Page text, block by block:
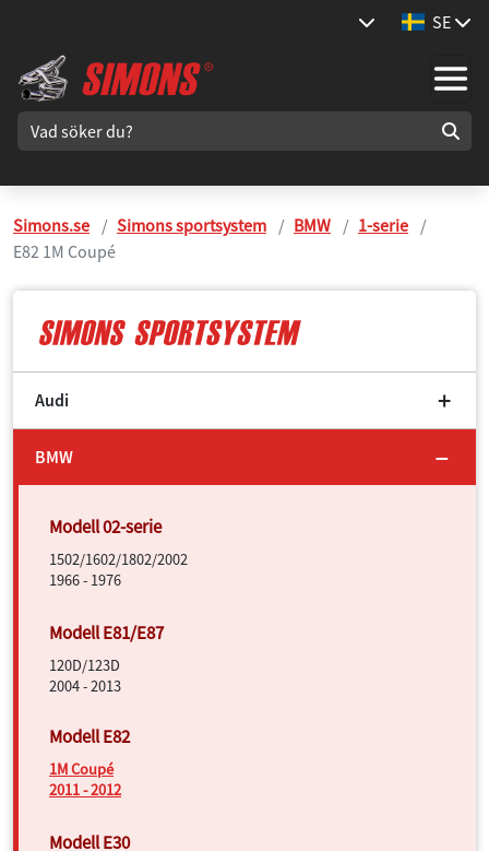
SE
Simons.se Simons sportsystem BMW
1-serie
E82 1M Coupé
Audi
BMW
1502/1602/1802/2002
1966 - 1976
120D/123D
2004 - 2013
1M Coupé
2011 - 2012